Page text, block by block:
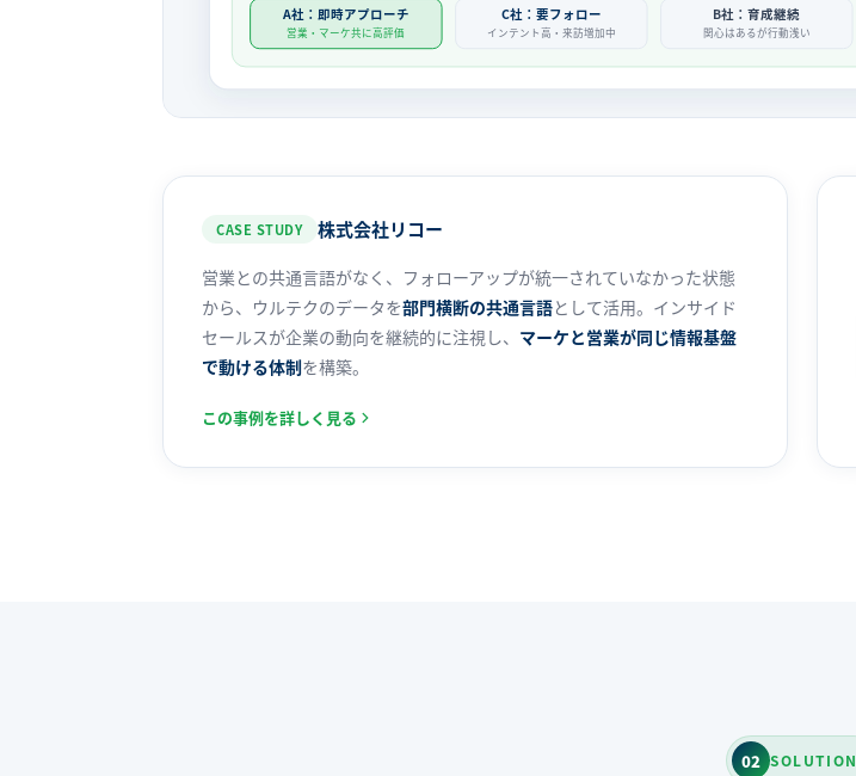
A社：即時アプローチ
営業・マーケ共に高評価
C社：要フォロー
インテント高・来訪増加中
B社：育成継続
関心はあるが行動浅い
CASE STUDY 株式会社リコー
営業との共通言語がなく、フォローアップが統一されていなかった状態
から、ウルテクのデータを部門横断の共通言語として活用。インサイド
セールスが企業の動向を継続的に注視し、 マーケと営業が同じ情報基盤
で動ける体制を構築。
この事例を詳しく見る
02 SOLUTION